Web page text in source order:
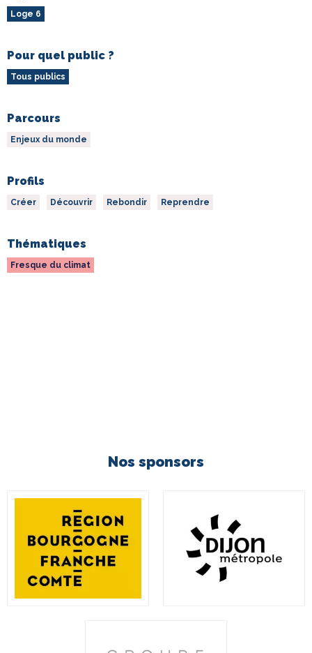
Loge 6
Pour quel public ?
Tous publics
Parcours
Enjeux du monde
Profils
Créer Découvrir Rebondir Reprendre
Thématiques
Fresque du climat
Nos sponsors